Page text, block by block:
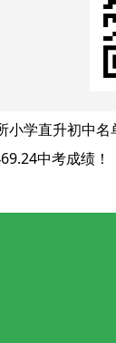
小学直升初中
中考成绩！